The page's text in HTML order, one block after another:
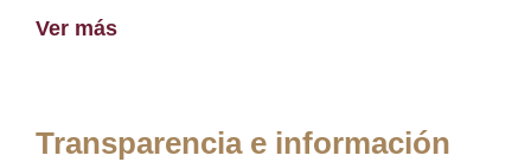
Ver más
Transparencia e información